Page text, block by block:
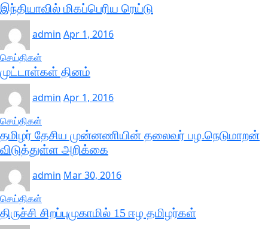
இந்தியாவில் மிகப்பெரிய ரெய்டு
admin Apr 1, 2016
செய்திகள்
முட்டாள்கள் தினம்
admin Apr 1, 2016
செய்திகள்
தமிழர் தேசிய முன்னணியின் தலைவர் பழ.நெடுமாறன்
விடுத்துள்ள அறிக்கை
admin Mar 30, 2016
செய்திகள்
திருச்சி சிறப்புமுகாமில் 15 ஈழ தமிழர்கள்